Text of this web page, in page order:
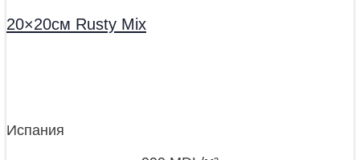
20×20см Rusty Mix
Испания